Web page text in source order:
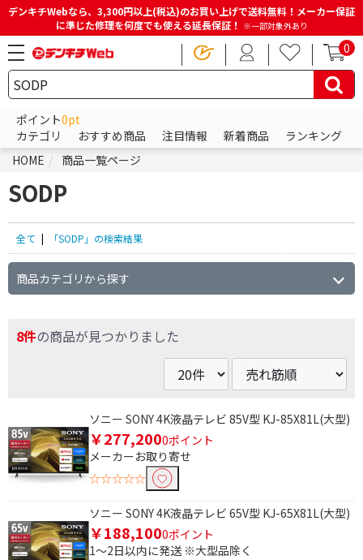
デンキチWebなら、3,300円以上(税込)のお買い上げで送料無料！メーカー保証
に準じた修理を何度でも使える延長保証！ ※一部対象外あり
0
ポイント0pt
カテゴリ
おすすめ商品 注目情報 新着商品
ランキング
HOME
商品一覧ページ
SODP
全て | 「SODP」の検索結果
商品カテゴリから探す
8件の商品が見つかりました
ソニー SONY 4K液晶テレビ 85V型 KJ-85X81L(大型)
￥277,2000ポイント
メーカーお取り寄せ
☆☆☆☆☆
ソニー SONY 4K液晶テレビ 65V型 KJ-65X81L(大型)
￥188,1000ポイント
1～2日以内に発送 ※大型品除く